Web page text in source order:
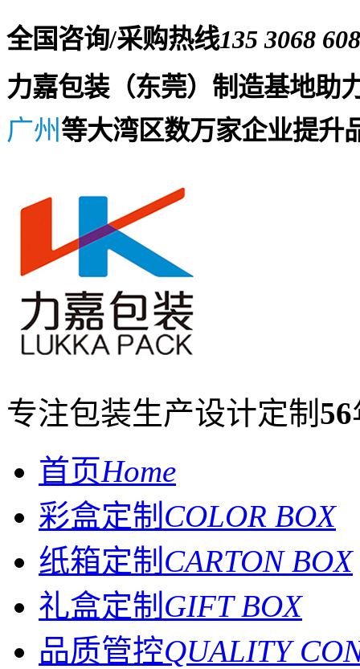
全国咨询/采购热线135 3068
力嘉包装（东莞）制造基地助
广州等大湾区数万家企业提升
专注包装生产设计定制 56
首页Home
彩盒定制 COLOR BOX
纸箱定制 CARTON BOX
礼盒定制 GIFT BOX
品质管控QUALITY